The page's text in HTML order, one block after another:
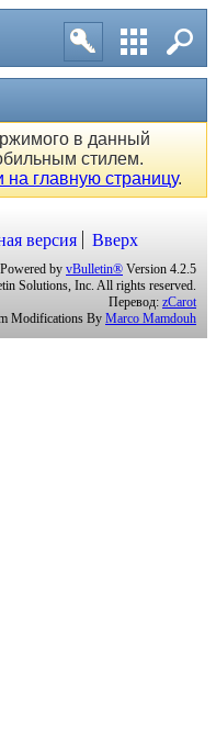
в данный
стилем.
главную страницу.
версия Вверх
Powered by vBulletin® Version 4.2.5
Solutions, Inc. All rights reserved.
Перевод: zCarot
Modifications By Marco Mamdouh